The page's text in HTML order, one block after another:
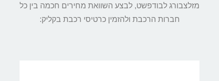
מזלצבורג לבודפשט, לבצע השוואת מחירים חכמה בין כל
חברות הרכבת ולהזמין כרטיסי רכבת בקליק: